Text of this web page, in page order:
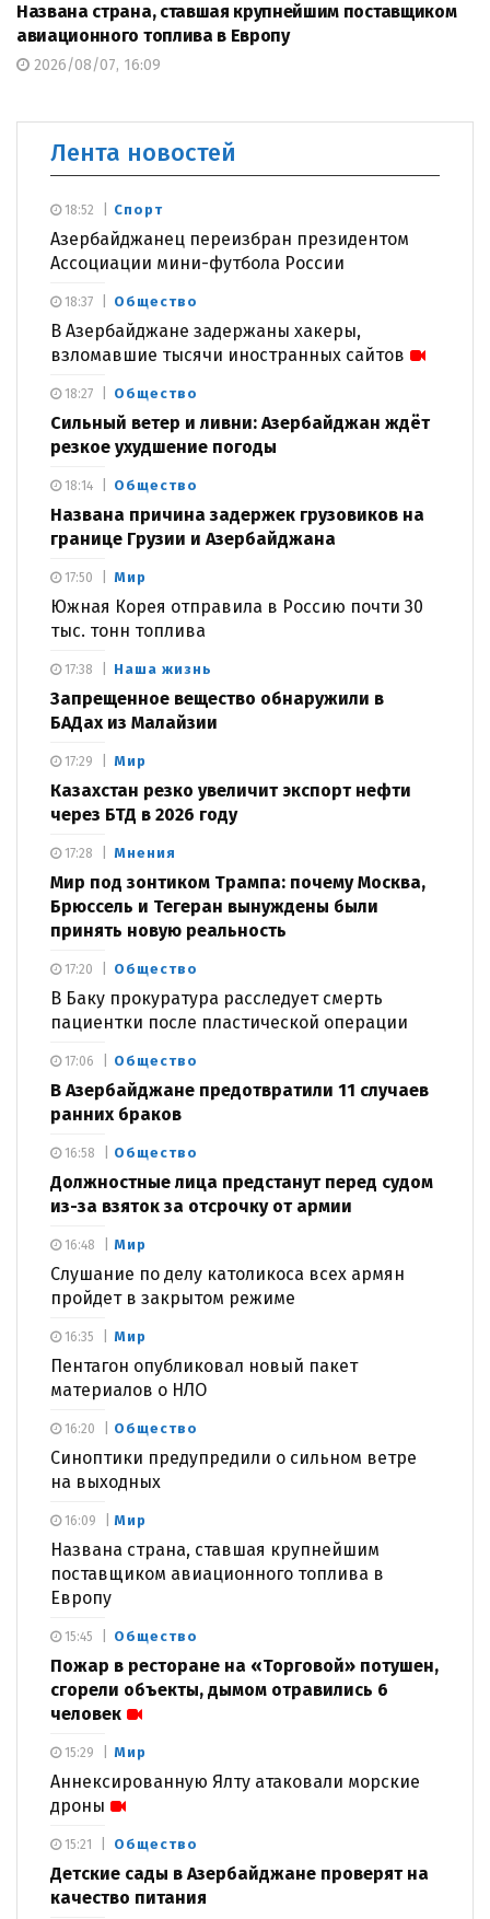
Названа страна, ставшая крупнейшим поставщиком
авиационного топлива в Европу
2026/08/07, 16:09
Лента новостей
Спорт
Азербайджанец переизбран президентом
Ассоциации мини-футбола России
18:52
Общество
В Азербайджане задержаны хакеры,
взломавшие тысячи иностранных сайтов
18:37
Общество
Сильный ветер и ливни: Азербайджан ждёт
резкое ухудшение погоды
18:27
Общество
Названа причина задержек грузовиков на
границе Грузии и Азербайджана
18:14
Мир
Южная Корея отправила в Россию почти 30
тыс. тонн топлива
17:50
Наша жизнь
Запрещенное вещество обнаружили в
БАДах из Малайзии
17:38
Мир
Казахстан резко увеличит экспорт нефти
через БТД в 2026 году
17:29
Мнения
Мир под зонтиком Трампа: почему Москва,
Брюссель и Тегеран вынуждены были
принять новую реальность
17:28
Общество
В Баку прокуратура расследует смерть
пациентки после пластической операции
17:20
Общество
В Азербайджане предотвратили 11 случаев
ранних браков
17:06
Общество
Должностные лица предстанут перед судом
из-за взяток за отсрочку от армии
16:58
Мир
Слушание по делу католикоса всех армян
пройдет в закрытом режиме
16:48
Мир
Пентагон опубликовал новый пакет
материалов о НЛО
16:35
Общество
Синоптики предупредили о сильном ветре
на выходных
16:20
Мир
Названа страна, ставшая крупнейшим
поставщиком авиационного топлива в
Европу
16:09
Общество
Пожар в ресторане на «Торговой» потушен,
сгорели объекты, дымом отравились 6
человек
15:45
Мир
Аннексированную Ялту атаковали морские
дроны
15:29
Общество
Детские сады в Азербайджане проверят на
качество питания
15:21